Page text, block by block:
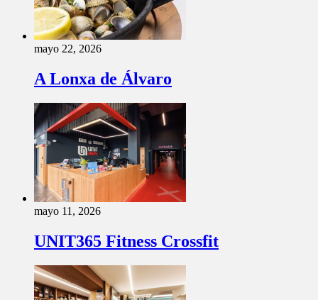
mayo 22, 2026
A Lonxa de Álvaro
mayo 11, 2026
UNIT365 Fitness Crossfit